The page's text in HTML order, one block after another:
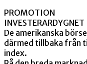
PROMOTION
INVESTERARDYGNET
De amerikanska
därmed tillbaka från
index.